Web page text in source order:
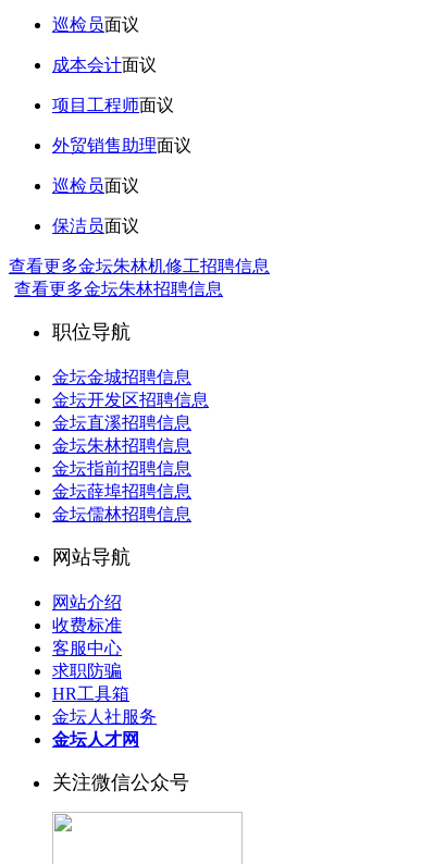
巡检员面议
成本会计面议
项目工程师面议
外贸销售助理面议
巡检员面议
保洁员面议
查看更多金坛朱林机修工招聘信息
查看更多金坛朱林招聘信息
职位导航
金坛金城招聘信息
金坛开发区招聘信息
金坛直溪招聘信息
金坛朱林招聘信息
金坛指前招聘信息
金坛薛埠招聘信息
金坛儒林招聘信息
网站导航
网站介绍
收费标准
客服中心
求职防骗
HR工具箱
金坛人社服务
金坛人才网
关注微信公众号